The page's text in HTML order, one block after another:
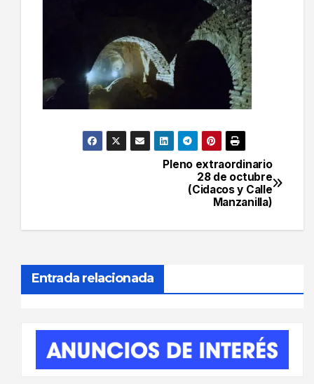
Navegación
entradas
Pleno extraordinario
28 de octubre
(Cidacos y Calle
Manzanilla)
Entrada relacionada